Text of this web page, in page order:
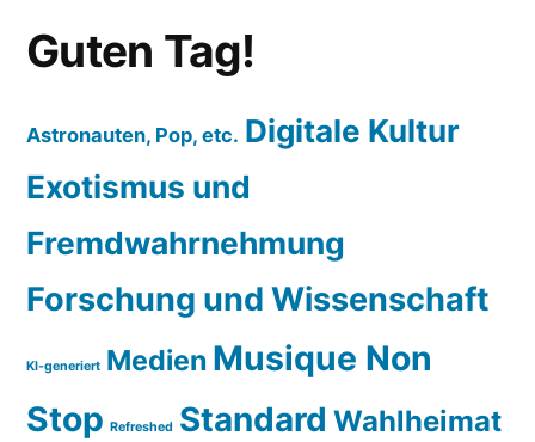
Guten Tag!
Astronauten, Pop, etc. Digitale Kultur
Exotismus und
Fremdwahrnehmung
Forschung und Wissenschaft
KI-generiert Medien Musique Non
Stop Refreshed Standard Wahlheimat